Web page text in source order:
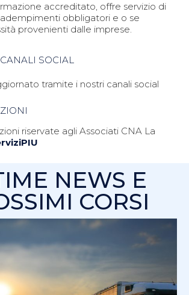
accreditato, offre servizio di
obbligatori e o se
provenienti dalle imprese.
SOCIAL
tramite i nostri canali social
riservate agli Associati CNA La
NEWS E
CORSI